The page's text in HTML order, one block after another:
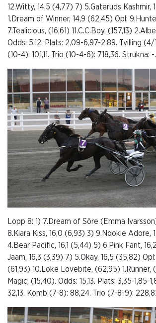
12.Witty, 14,5 (4,77) 7) 5.Gateruds Kashmir,
1.Dream of Winner, 14,9 (62,45) Opl:
7.Tealicious, (16,61) 11.C.C.Boy, (157,13)
Odds: 5,12. Plats: 2,09-6,97-2,89. Tvilling (4/
(10-4): 101,11. Trio (10-4-6): 718,36. Strukna: -.
Lopp 8: 1) 7.Dream of Söre (Emma
8.Kiara Kiss, 16,0 (6,93) 3) 9.Nookie Adore,
4.Bear Pacific, 16,1 (5,44) 5) 6.Pink Fant,
Jaam, 16,3 (3,39) 7) 5.Okay, 16,5 (35,82)
(61,93) 10.Loke Lovebite, (62,95)
Magic, (15,40). Odds: 15,13. Plats: 3,35-1,85-
32,13. Komb (7-8): 88,24. Trio (7-8-9):